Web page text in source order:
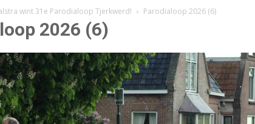
wint 31e Parodialoop Tjerkwerd! Parodialoop 2026 (6)
2026 (6)